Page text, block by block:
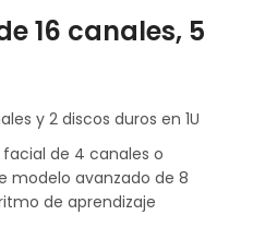
16 canales, 5
y 2 discos duros en 1U
de 4 canales o
modelo avanzado de 8
de aprendizaje